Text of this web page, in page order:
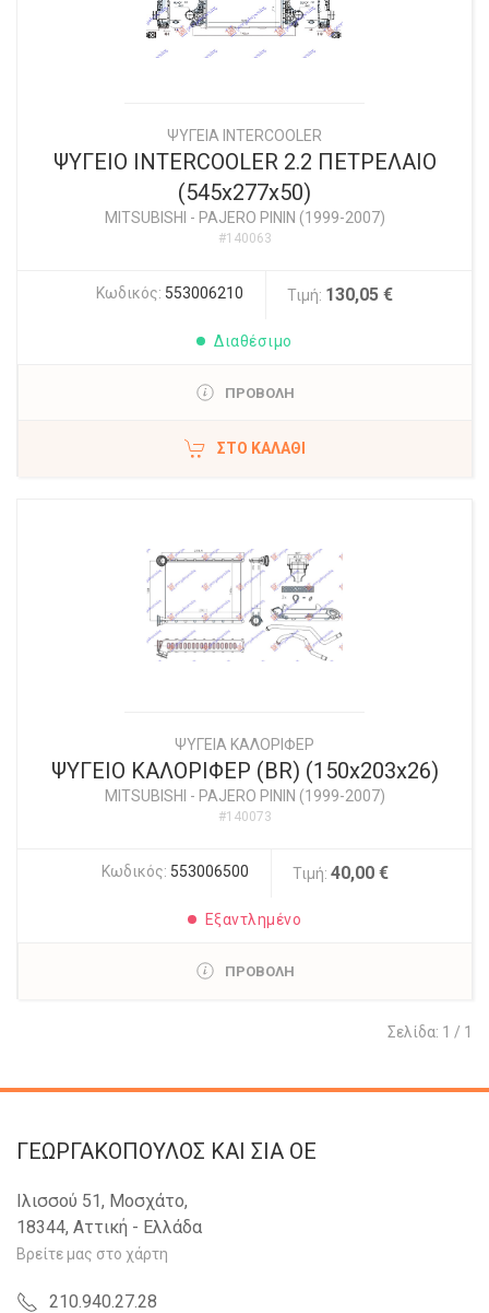
ΨΥΓΕΙΑ INTERCOOLER
ΨΥΓΕΙΟ INTERCOOLER 2.2 ΠΕΤΡΕΛΑΙΟ
(545x277x50)
MITSUBISHI - PAJERO PININ (1999-2007)
#140063
Κωδικός: 553006210 Τιμή: 130,05 €
Διαθέσιμο
ΠΡΟΒΟΛΗ
ΣΤΟ ΚΑΛΆΘΙ
ΨΥΓΕΙΑ ΚΑΛΟΡΙΦΕΡ
ΨΥΓΕΙΟ ΚΑΛΟΡΙΦΕΡ (BR) (150x203x26)
MITSUBISHI - PAJERO PININ (1999-2007)
#140073
Κωδικός: 553006500 Τιμή: 40,00 €
Εξαντλημένο
ΠΡΟΒΟΛΗ
Σελίδα: 1 / 1
ΓΕΩΡΓΑΚΟΠΟΥΛΟΣ KAI ΣΙΑ OE
Ιλισσού 51, Μοσχάτο,
18344, Αττική - Ελλάδα
Βρείτε μας στο χάρτη
210.940.27.28